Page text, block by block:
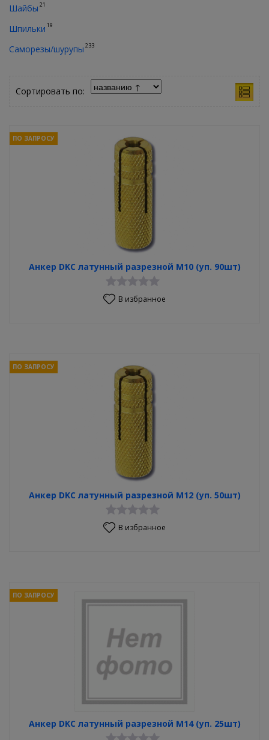
Шайбы 21
Шпильки 19
Саморезы/шурупы 233
Сортировать по:
Анкер DKC латунный разрезной М10 (уп. 90шт)
ПО ЗАПРОСУ
В избранное
Анкер DKC латунный разрезной М12 (уп. 50шт)
ПО ЗАПРОСУ
В избранное
Анкер DKC латунный разрезной М14 (уп. 25шт)
ПО ЗАПРОСУ